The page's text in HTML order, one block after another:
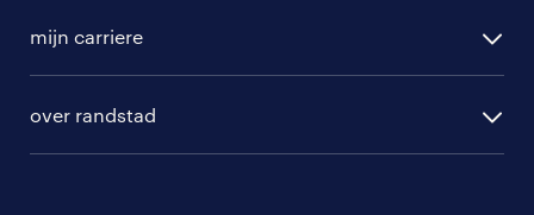
randstad professional
randstad digital
hr-diensten
branches
mijn carriere
over randstad